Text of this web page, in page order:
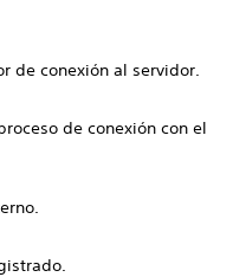
de conexión al servidor.
de conexión con el